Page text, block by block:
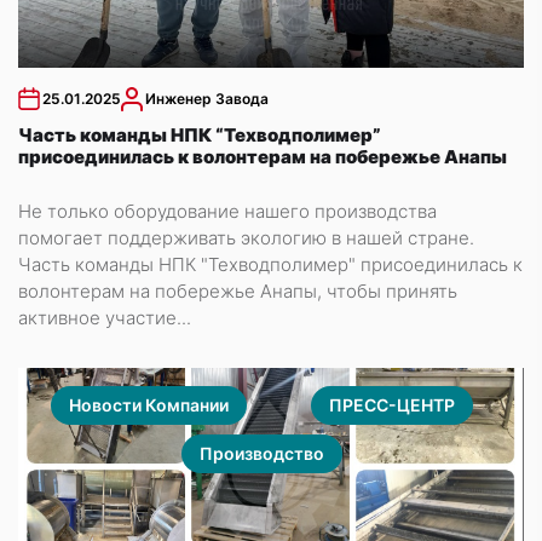
25.01.2025 Инженер Завода
Часть команды НПК “Техводполимер”
присоединилась к волонтерам на побережье Анапы
Не только оборудование нашего производства
помогает поддерживать экологию в нашей стране.
Часть команды НПК "Техводполимер" присоединилась к
волонтерам на побережье Анапы, чтобы принять
активное участие...
Новости Компании ПРЕСС-ЦЕНТР
Производство